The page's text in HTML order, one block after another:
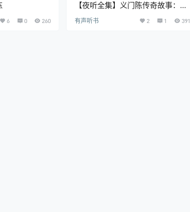
6 0 260
【夜听全集】义门陈传奇故事：一
部家族奋斗与诚信孝义的史诗
有声听书 2 1 391